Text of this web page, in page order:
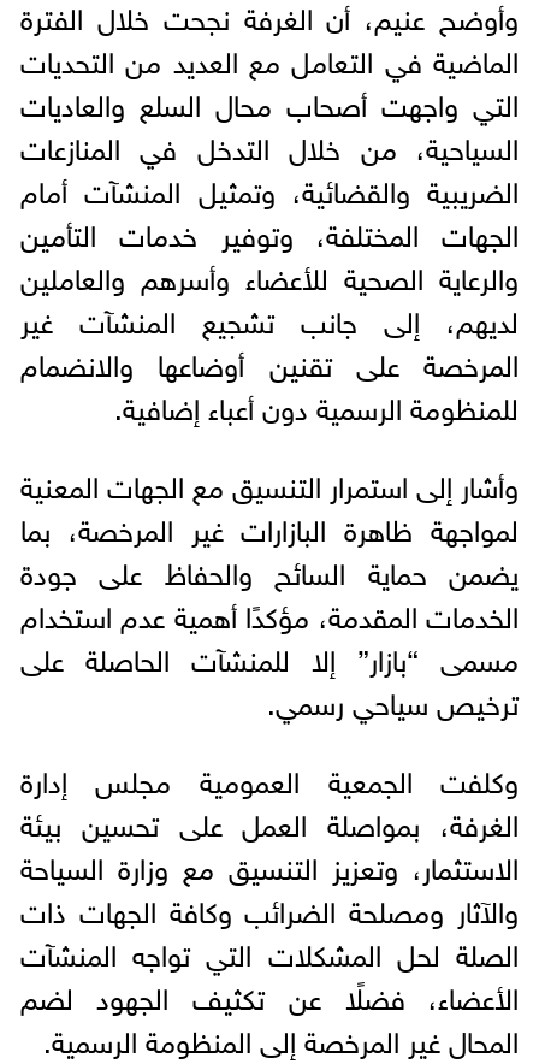
وأوضح عنيم، أن الغرفة نجحت خلال الفترة
الماضية في التعامل مع العديد من التحديات
التي واجهت أصحاب محال السلع والعاديات
السياحية، من خلال التدخل في المنازعات
الضريبية والقضائية، وتمثيل المنشآت أمام
الجهات المختلفة، وتوفير خدمات التأمين
والرعاية الصحية للأعضاء وأسرهم والعاملين
لديهم، إلى جانب تشجيع المنشآت غير
المرخصة على تقنين أوضاعها والانضمام
للمنظومة الرسمية دون أعباء إضافية.
وأشار إلى استمرار التنسيق مع الجهات المعنية
لمواجهة ظاهرة البازارات غير المرخصة، بما
يضمن حماية السائح والحفاظ على جودة
الخدمات المقدمة، مؤكدًا أهمية عدم استخدام
مسمى “بازار” إلا للمنشآت الحاصلة على
ترخيص سياحي رسمي.
وكلفت الجمعية العمومية مجلس إدارة
الغرفة، بمواصلة العمل على تحسين بيئة
الاستثمار، وتعزيز التنسيق مع وزارة السياحة
والآثار ومصلحة الضرائب وكافة الجهات ذات
الصلة لحل المشكلات التي تواجه المنشآت
الأعضاء، فضلًا عن تكثيف الجهود لضم
المحال غير المرخصة إلى المنظومة الرسمية.